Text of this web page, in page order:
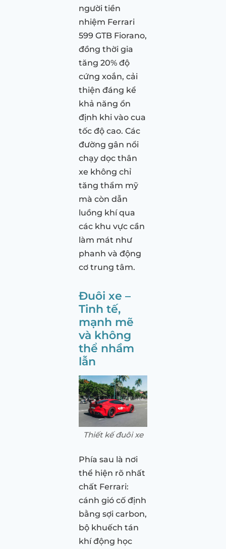
người tiền
nhiệm Ferrari
599 GTB Fiorano,
đồng thời gia
tăng 20% độ
cứng xoắn, cải
thiện đáng kể
khả năng ổn
định khi vào cua
tốc độ cao. Các
đường gân nổi
chạy dọc thân
xe không chỉ
tăng thẩm mỹ
mà còn dẫn
luồng khí qua
các khu vực cần
làm mát như
phanh và động
cơ trung tâm.
Đuôi xe –
Tinh tế,
mạnh mẽ
và không
thể nhầm
lẫn
Thiết kế đuôi xe
Phía sau là nơi
thể hiện rõ nhất
chất Ferrari:
cánh gió cố định
bằng sợi carbon,
bộ khuếch tán
khí động học